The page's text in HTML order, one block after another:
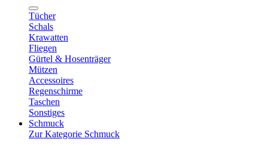
Tücher
Schals
Krawatten
Fliegen
Gürtel & Hosenträger
Mützen
Accessoires
Regenschirme
Taschen
Sonstiges
Schmuck
Zur Kategorie Schmuck